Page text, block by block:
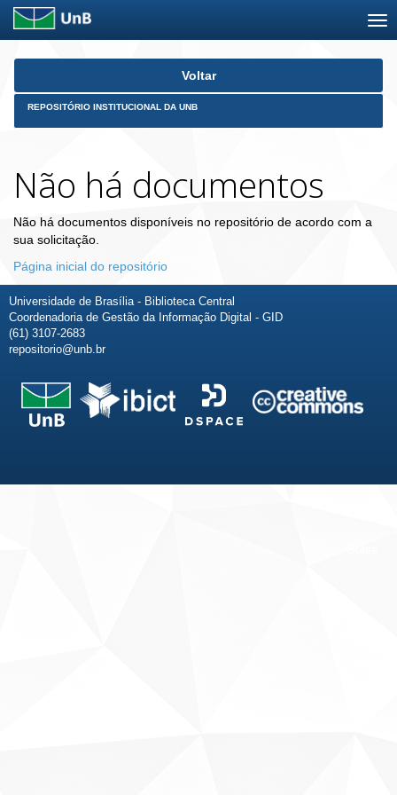
Skip
Voltar
REPOSITÓRIO INSTITUCIONAL DA UNB
Não há documentos
Não há documentos disponíveis no repositório de acordo com a
sua solicitação.
Página inicial do repositório
Universidade de Brasília - Biblioteca Central
Coordenadoria de Gestão da Informação Digital - GID
(61) 3107-2683
repositorio@unb.br